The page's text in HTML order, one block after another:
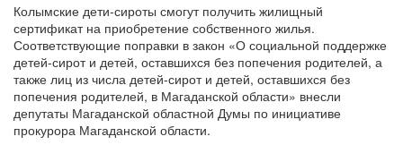
Колымские дети-сироты смогут получить жилищный
сертификат на приобретение собственного жилья.
Соответствующие поправки в закон «О социальной поддержке
детей-сирот и детей, оставшихся без попечения родителей, а
также лиц из числа детей-сирот и детей, оставшихся без
попечения родителей, в Магаданской области» внесли
депутаты Магаданской областной Думы по инициативе
прокурора Магаданской области.